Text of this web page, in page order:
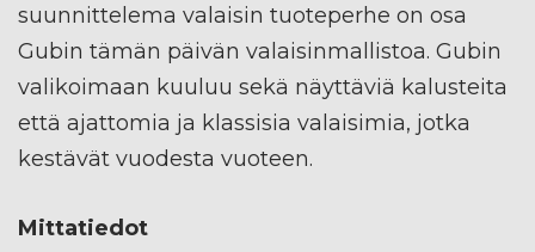
suunnittelema valaisin tuoteperhe on osa
Gubin tämän päivän valaisinmallistoa. Gubin
valikoimaan kuuluu sekä näyttäviä kalusteita
että ajattomia ja klassisia valaisimia, jotka
kestävät vuodesta vuoteen.
Mittatiedot